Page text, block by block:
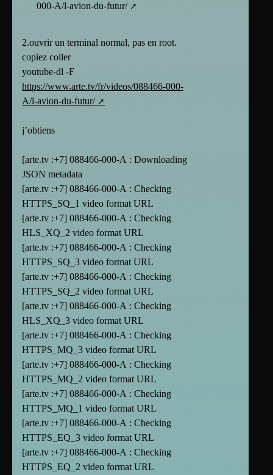
000-A/l-avion-du-futur/
2.ouvrir un terminal normal, pas en root.
copiez coller
youtube-dl -F
https://www.arte.tv/fr/videos/088466-000-
A/l-avion-du-futur/
j’obtiens
[arte.tv :+7] 088466-000-A : Downloading
JSON metadata
[arte.tv :+7] 088466-000-A : Checking
HTTPS_SQ_1 video format URL
[arte.tv :+7] 088466-000-A : Checking
HLS_XQ_2 video format URL
[arte.tv :+7] 088466-000-A : Checking
HTTPS_SQ_3 video format URL
[arte.tv :+7] 088466-000-A : Checking
HTTPS_SQ_2 video format URL
[arte.tv :+7] 088466-000-A : Checking
HLS_XQ_3 video format URL
[arte.tv :+7] 088466-000-A : Checking
HTTPS_MQ_3 video format URL
[arte.tv :+7] 088466-000-A : Checking
HTTPS_MQ_2 video format URL
[arte.tv :+7] 088466-000-A : Checking
HTTPS_MQ_1 video format URL
[arte.tv :+7] 088466-000-A : Checking
HTTPS_EQ_3 video format URL
[arte.tv :+7] 088466-000-A : Checking
HTTPS_EQ_2 video format URL